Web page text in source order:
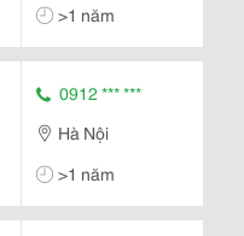
>1 năm
0912 *** ***
Hà Nội
>1 năm